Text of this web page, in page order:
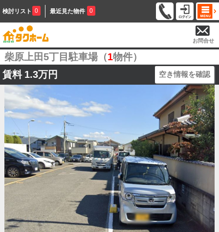
検討リスト 0 最近見た物件 0
お問合せ
柴原上田5丁目駐車場（1物件）
賃料 1.3万円 空き情報を確認